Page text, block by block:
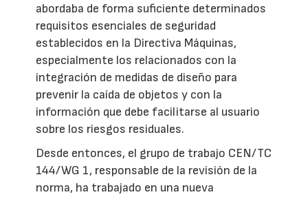
abordaba de forma suficiente determinados
requisitos esenciales de seguridad
establecidos en la Directiva Máquinas,
especialmente los relacionados con la
integración de medidas de diseño para
prevenir la caída de objetos y con la
información que debe facilitarse al usuario
sobre los riesgos residuales.
Desde entonces, el grupo de trabajo CEN/TC
144/WG 1, responsable de la revisión de la
norma, ha trabajado en una nueva